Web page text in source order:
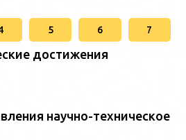
5 6 7
достижения
научно-техническое